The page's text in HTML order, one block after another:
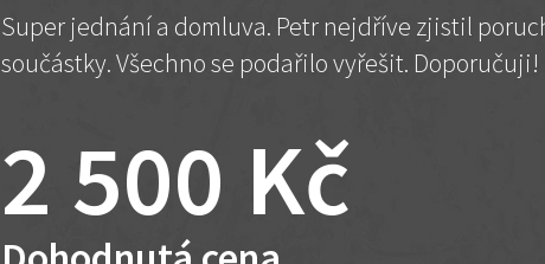
Super jednání a domluva. Petr nejdříve zjistil
součástky. Všechno se podařilo vyřešit. Doporučuji!
2 500 Kč